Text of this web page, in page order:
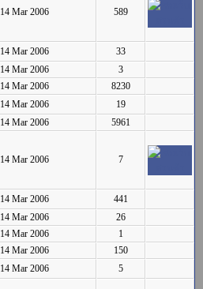
14 Mar 2006 589
14 Mar 2006
33
14 Mar 2006
3
14 Mar 2006
8230
14 Mar 2006
19
14 Mar 2006 5961
14 Mar 2006 7
14 Mar 2006
441
14 Mar 2006
26
14 Mar 2006
1
14 Mar 2006
150
14 Mar 2006 5